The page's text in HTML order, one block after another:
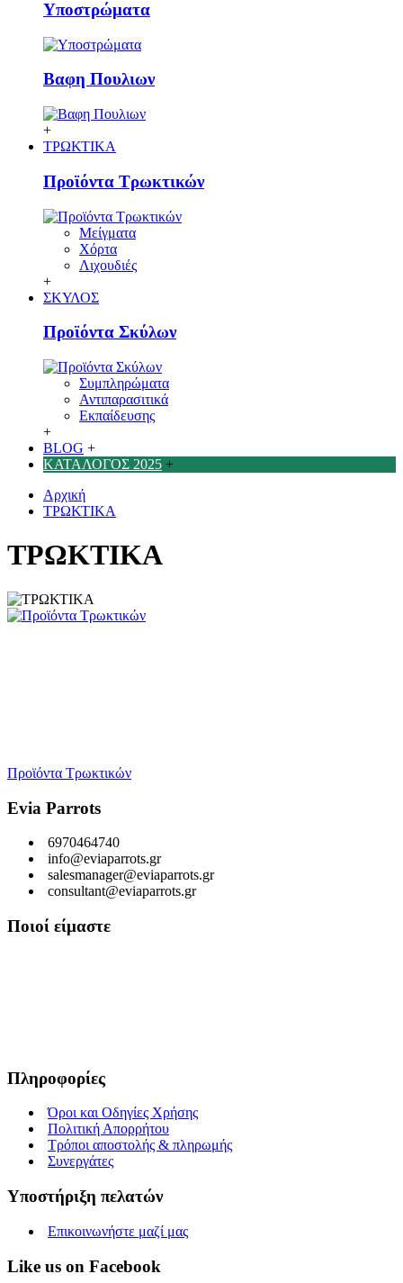
Υποστρώματα
Βαφη Πουλιων
+
ΤΡΩΚΤΙΚΑ
Προϊόντα Τρωκτικών
Μείγματα
Χόρτα
Λιχουδιές
+
ΣΚΥΛΟΣ
Προϊόντα Σκύλων
Συμπληρώματα
Αντιπαρασιτικά
Εκπαίδευσης
+
BLOG +
ΚΑΤΑΛΟΓΟΣ 2025 +
Αρχική
ΤΡΩΚΤΙΚΑ
ΤΡΩΚΤΙΚΑ
Προϊόντα Τρωκτικών
Evia Parrots
6970464740
info@eviaparrots.gr
salesmanager@eviaparrots.gr
consultant@eviaparrots.gr
Ποιοί είμαστε
Πληροφορίες
Όροι και Οδηγίες Χρήσης
Πολιτική Απορρήτου
Τρόποι αποστολής & πληρωμής
Συνεργάτες
Υποστήριξη πελατών
Επικοινωνήστε μαζί μας
Like us on Facebook